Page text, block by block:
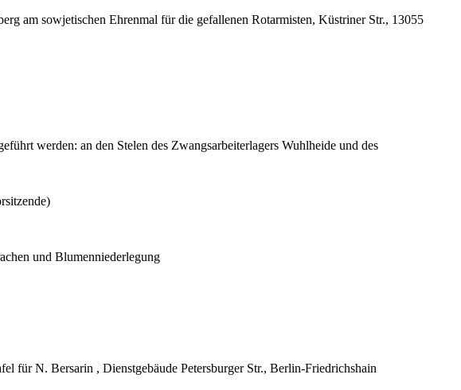
am sowjetischen Ehrenmal für die gefallenen Rotarmisten, Küstriner Str., 13055
werden: an den Stelen des Zwangsarbeiterlagers Wuhlheide und des
und Blumenniederlegung
für N. Bersarin , Dienstgebäude Petersburger Str., Berlin-Friedrichshain